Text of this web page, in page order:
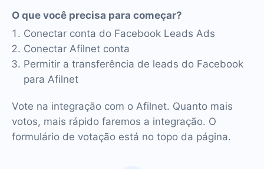
O que você precisa para começar?
Conectar conta do Facebook Leads Ads
Conectar Afilnet conta
Permitir a transferência de leads do Facebook
para Afilnet
Vote na integração com o Afilnet. Quanto mais
votos, mais rápido faremos a integração. O
formulário de votação está no topo da página.